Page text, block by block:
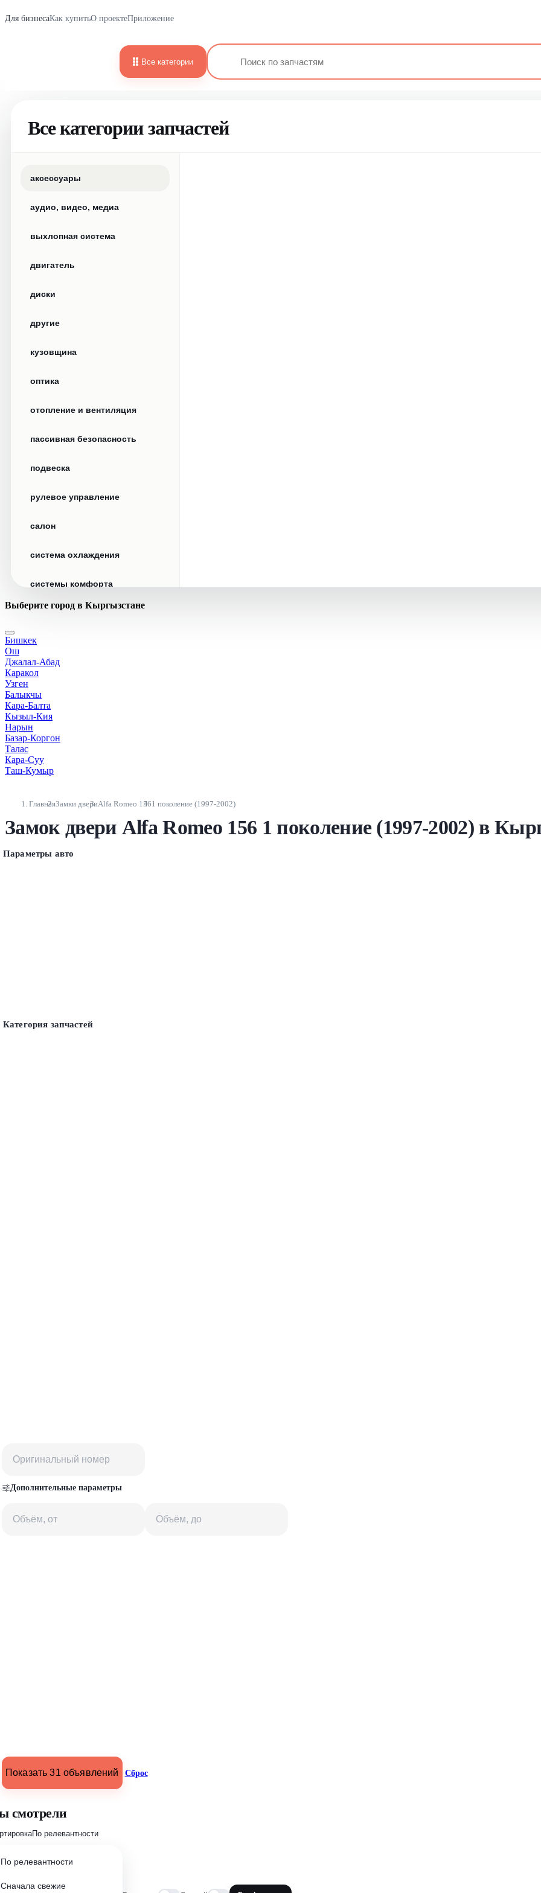
Для бизнесаКак купитьО проектеПриложение
Все категории
Все категории запчастей
аксессуары
аудио, видео, медиа
выхлопная система
двигатель
диски
другие
кузовщина
оптика
отопление и вентиляция
пассивная безопасность
подвеска
рулевое управление
салон
система охлаждения
системы комфорта
стекла
стеклоочистители
топливная система
тормозная система
трансмиссия
электрика
Выберите город в Кыргызстане
Бишкек
Ош
Джалал-Абад
Каракол
Узген
Балыкчы
Кара-Балта
Кызыл-Кия
Нарын
Базар-Коргон
Талас
Кара-Суу
Таш-Кумыр
ГлавнаяЗамки двериAlfa Romeo 1561 поколение (1997-2002)
Замок двери Alfa Romeo 156 1 поколение (1997-2002) в
Параметры авто
Категория запчастей
Дополнительные параметры
Показать 31 объявлений Сброс
смотрели
По релевантности
По релевантности
Сначала свежие